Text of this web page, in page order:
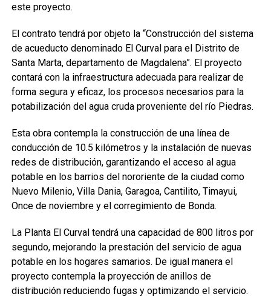
este proyecto.
El contrato tendrá por objeto la “Construcción del sistema
de acueducto denominado El Curval para el Distrito de
Santa Marta, departamento de Magdalena”. El proyecto
contará con la infraestructura adecuada para realizar de
forma segura y eficaz, los procesos necesarios para la
potabilización del agua cruda proveniente del río Piedras.
Esta obra contempla la construcción de una línea de
conducción de 10.5 kilómetros y la instalación de nuevas
redes de distribución, garantizando el acceso al agua
potable en los barrios del nororiente de la ciudad como
Nuevo Milenio, Villa Dania, Garagoa, Cantilito, Timayui,
Once de noviembre y el corregimiento de Bonda.
La Planta El Curval tendrá una capacidad de 800 litros por
segundo, mejorando la prestación del servicio de agua
potable en los hogares samarios. De igual manera el
proyecto contempla la proyección de anillos de
distribución reduciendo fugas y optimizando el servicio.